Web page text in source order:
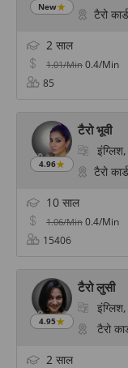
New
टैरो
2 साल
1.01/Min 0.4/Min
85
4.96
टैरो भूवी
इंग्लिश,
टैरो
10 साल
1.06/Min 0.4/Min
15406
4.95
टैरो लुसी
इंग्लिश,
टैरो
2 साल